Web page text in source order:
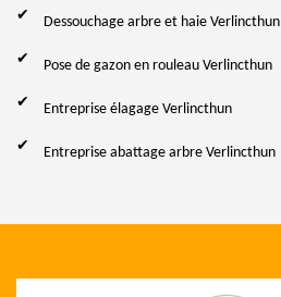
Dessouchage arbre et haie Verlincthun
Pose de gazon en rouleau Verlincthun
Entreprise élagage Verlincthun
Entreprise abattage arbre Verlincthun